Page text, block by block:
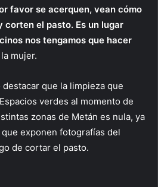
favor se acerquen, vean cómo
corten el pasto. Es un lugar
nos tengamos que hacer
mujer.
que la limpieza que
verdes al momento de
zonas de Metán es nula, ya
exponen fotografías del
de cortar el pasto.